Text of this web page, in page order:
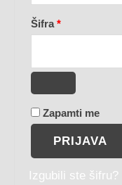
Šifra*
Zapamti me
PRIJAVA
Izgubili ste šifru?